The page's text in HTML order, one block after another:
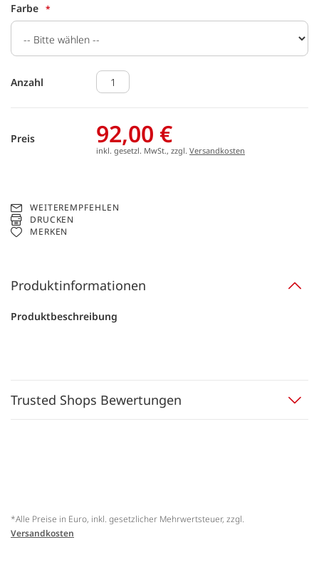
Farbe
Anzahl
Preis 92,00 €
inkl. gesetzl. MwSt., zzgl. Versandkosten
WEITEREMPFEHLEN
DRUCKEN
MERKEN
Produktinformationen
Produktbeschreibung
Trusted Shops Bewertungen
*Alle Preise in Euro, inkl. gesetzlicher Mehrwertsteuer, zzgl.
Versandkosten